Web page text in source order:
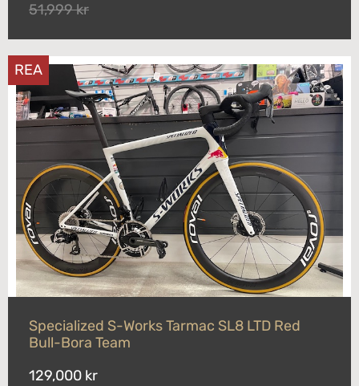
51,999 kr
REA
Specialized S-Works Tarmac SL8 LTD Red
Bull-Bora Team
129,000 kr